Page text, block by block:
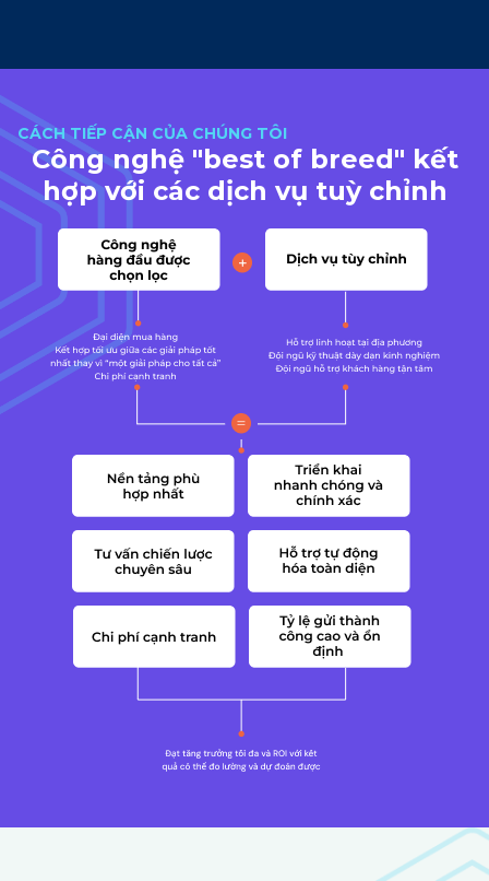
CÁCH TIẾP CẬN CỦA CHÚNG TÔI
Công nghệ "best of breed" kết
hợp với các dịch vụ tuỳ chỉnh